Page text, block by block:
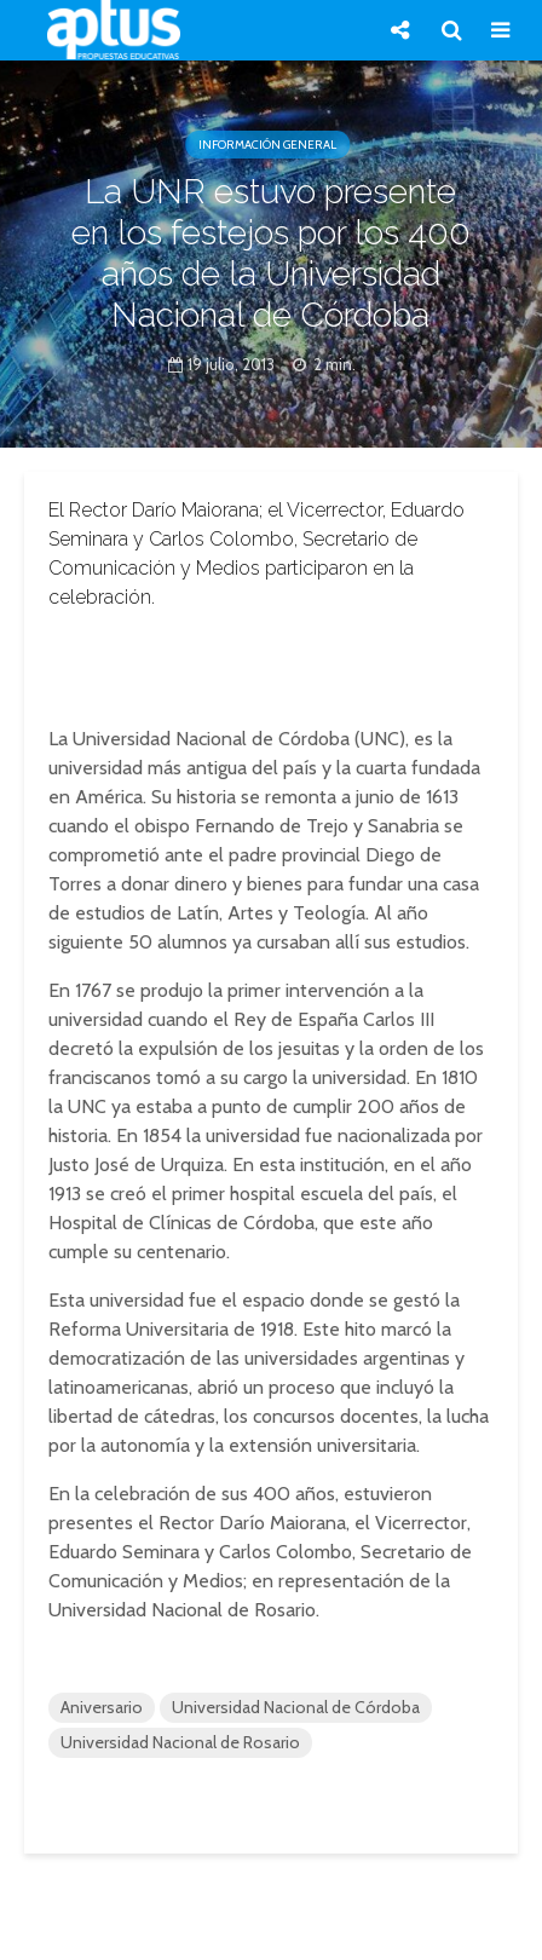
INFORMACIÓN GENERAL
La UNR estuvo presente
en los festejos por los 400
años de la Universidad
Nacional de Córdoba
19 julio, 2013 2 min.
El Rector Darío Maiorana; el Vicerrector, Eduardo
Seminara y Carlos Colombo, Secretario de
Comunicación y Medios participaron en la
celebración.
La Universidad Nacional de Córdoba (UNC), es la
universidad más antigua del país y la cuarta fundada
en América. Su historia se remonta a junio de 1613
cuando el obispo Fernando de Trejo y Sanabria se
comprometió ante el padre provincial Diego de
Torres a donar dinero y bienes para fundar una casa
de estudios de Latín, Artes y Teología. Al año
siguiente 50 alumnos ya cursaban allí sus estudios.
En 1767 se produjo la primer intervención a la
universidad cuando el Rey de España Carlos III
decretó la expulsión de los jesuitas y la orden de los
franciscanos tomó a su cargo la universidad. En 1810
la UNC ya estaba a punto de cumplir 200 años de
historia. En 1854 la universidad fue nacionalizada por
Justo José de Urquiza. En esta institución, en el año
1913 se creó el primer hospital escuela del país, el
Hospital de Clínicas de Córdoba, que este año
cumple su centenario.
Esta universidad fue el espacio donde se gestó la
Reforma Universitaria de 1918. Este hito marcó la
democratización de las universidades argentinas y
latinoamericanas, abrió un proceso que incluyó la
libertad de cátedras, los concursos docentes, la lucha
por la autonomía y la extensión universitaria.
En la celebración de sus 400 años, estuvieron
presentes el Rector Darío Maiorana, el Vicerrector,
Eduardo Seminara y Carlos Colombo, Secretario de
Comunicación y Medios; en representación de la
Universidad Nacional de Rosario.
Aniversario
Universidad Nacional de Córdoba
Universidad Nacional de Rosario